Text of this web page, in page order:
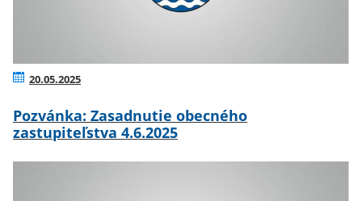
20.05.2025
Pozvánka: Zasadnutie obecného
zastupiteľstva 4.6.2025